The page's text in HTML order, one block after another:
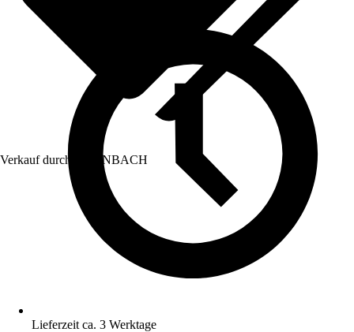
Verkauf durch: HORNBACH
Lieferzeit ca. 3 Werktage